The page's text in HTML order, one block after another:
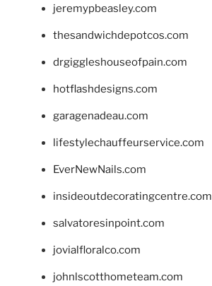
jeremypbeasley.com
thesandwichdepotcos.com
drgiggleshouseofpain.com
hotflashdesigns.com
garagenadeau.com
lifestylechauffeurservice.com
EverNewNails.com
insideoutdecoratingcentre.com
salvatoresinpoint.com
jovialfloralco.com
johnlscotthometeam.com